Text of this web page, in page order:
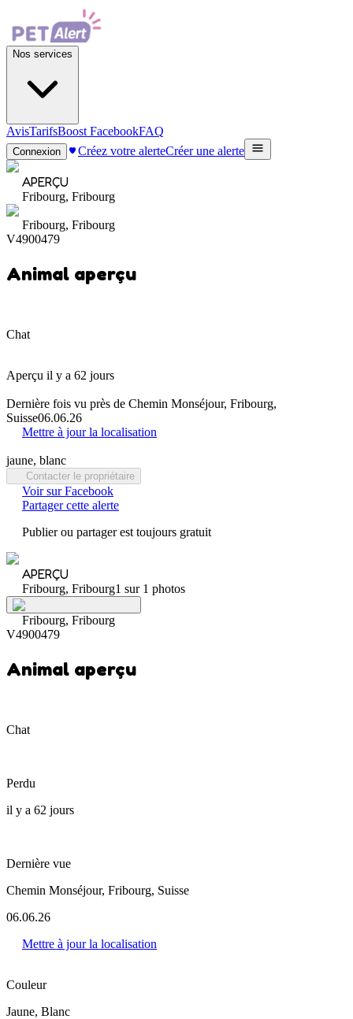
Nos services
AvisTarifsBoost FacebookFAQ
Connexion Créez votre alerteCréer une alerte
APERÇU
Fribourg, Fribourg
Fribourg, Fribourg
V4900479
Animal aperçu
Chat
Aperçu il y a 62 jours
Dernière fois vu près de Chemin Monséjour, Fribourg,
Suisse06.06.26
Mettre à jour la localisation
jaune, blanc
Contacter le propriétaire
Voir sur Facebook
Partager cette alerte
Publier ou partager est toujours gratuit
APERÇU
Fribourg, Fribourg1 sur 1 photos
Fribourg, Fribourg
V4900479
Animal aperçu
Chat
Perdu
il y a 62 jours
Dernière vue
Chemin Monséjour, Fribourg, Suisse
06.06.26
Mettre à jour la localisation
Couleur
Jaune, Blanc